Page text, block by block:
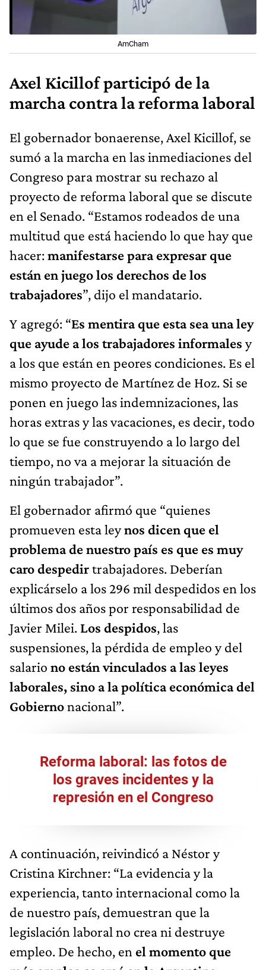
AmCham
Axel Kicillof participó de la
marcha contra la reforma laboral
El gobernador bonaerense, Axel Kicillof, se
sumó a la marcha en las inmediaciones del
Congreso para mostrar su rechazo al
proyecto de reforma laboral que se discute
en el Senado. “Estamos rodeados de una
multitud que está haciendo lo que hay que
hacer:manifestarse para expresar que
están en juego los derechos de los
trabajadores”, dijo el mandatario.
Y agregó: “Es mentira que esta sea una ley
que ayude a los trabajadores informales y
a los que están en peores condiciones. Es el
mismo proyecto de Martínez de Hoz. Si se
ponen en juego las indemnizaciones, las
horas extras y las vacaciones, es decir, todo
lo que se fue construyendo a lo largo del
tiempo, no va a mejorar la situación de
ningún trabajador”.
El gobernador afirmó que “quienes
promueven esta leynos dicen que el
problema de nuestro país es que es muy
caro despedirtrabajadores. Deberían
explicárselo a los 296 mil despedidos en los
últimos dos años por responsabilidad de
Javier Milei. Los despidos, las
suspensiones, la pérdida de empleo y del
salario no están vinculados a las leyes
laborales, sino a la política económica del
Gobiernonacional”.
Reforma laboral: las fotos de
los graves incidentes y la
represión en el Congreso
A continuación, reivindicó a Néstor y
Cristina Kirchner: “La evidencia y la
experiencia, tanto internacional como la
de nuestro país, demuestran que la
legislación laboral no crea ni destruye
empleo. De hecho, en el momento que